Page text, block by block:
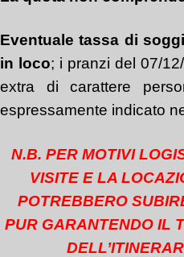
Eventuale tassa di
in loco; i pranzi del 07/
extra di carattere
espressamente indicato
N.B. PER MOTIVI
VISITE E LA
POTREBBERO
PUR GARANTENDO IL